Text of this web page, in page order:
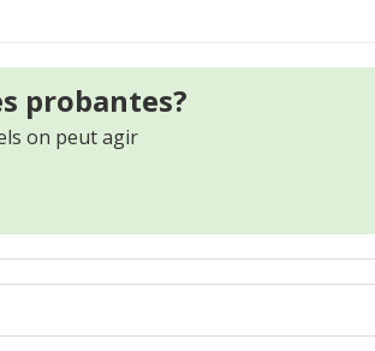
probantes?
on peut agir